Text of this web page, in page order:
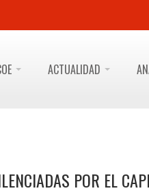
ACTUALIDAD
POR EL